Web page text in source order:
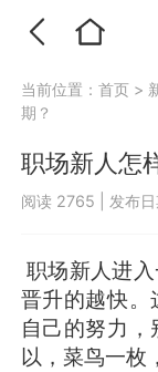
当前位置：首页 >
期？
职场新人怎
阅读 2765 发布
职场新人进
晋升的越快。
自己的努力
以，菜鸟一枚